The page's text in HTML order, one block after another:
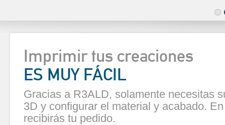
Imprimir tus creaciones
ES MUY FÁCIL
Gracias a R3ALD, solamente necesitas
3D y configurar el material y acabado.
recibirás tu pedido.